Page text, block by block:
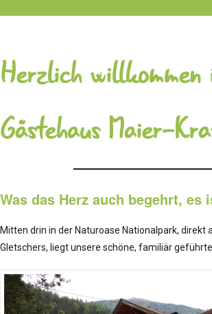
Herzlich willkommen
Gästehaus Maier-
Was das Herz auch begehrt, es
Mitten drin in der Naturoase Nationalpark, direkt
Gletschers, liegt unsere schöne, familiär